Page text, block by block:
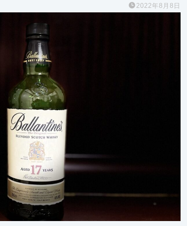
2022年8月8日